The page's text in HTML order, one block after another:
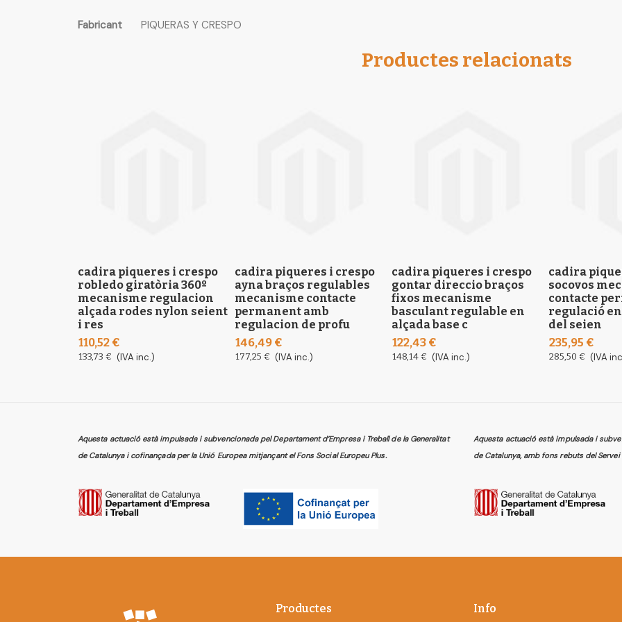
images
Més
Fabricant PIQUERAS Y CRESPO
Productes relacionats
cadira piqueres i crespo
robledo giratòria 360º
mecanisme regulacion
alçada rodes nylon seient
i res
110,52 €
133,73 € (IVA inc.)
cadira piqueres i crespo
ayna braços regulables
mecanisme contacte
permanent amb
regulacion de profu
146,49 €
177,25 € (IVA inc.)
cadira piqueres i crespo
gontar direccio braços
fixos mecanisme
basculant regulable en
alçada base c
122,43 €
148,14 € (IVA inc.)
cadira
socovos
contacte
regulació
del seien
235,95 €
285,50 € (IVA
Aquesta actuació està impulsada i subvencionada pel Departament d’Empresa i Treball de la Generalitat
de Catalunya i cofinançada per la Unió Europea mitjançant el Fons Social Europeu Plus.
Aquesta actuació està impulsada i
de Catalunya, amb fons rebuts del Servei
Productes Info